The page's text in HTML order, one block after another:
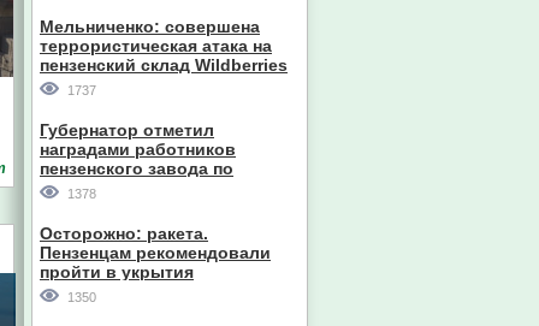
Мельниченко: совершена
террористическая атака на
пензенский склад Wildberries
1737
Губернатор отметил
наградами работников
пензенского завода по
производству станков
1378
Осторожно: ракета.
Пензенцам рекомендовали
пройти в укрытия
1350